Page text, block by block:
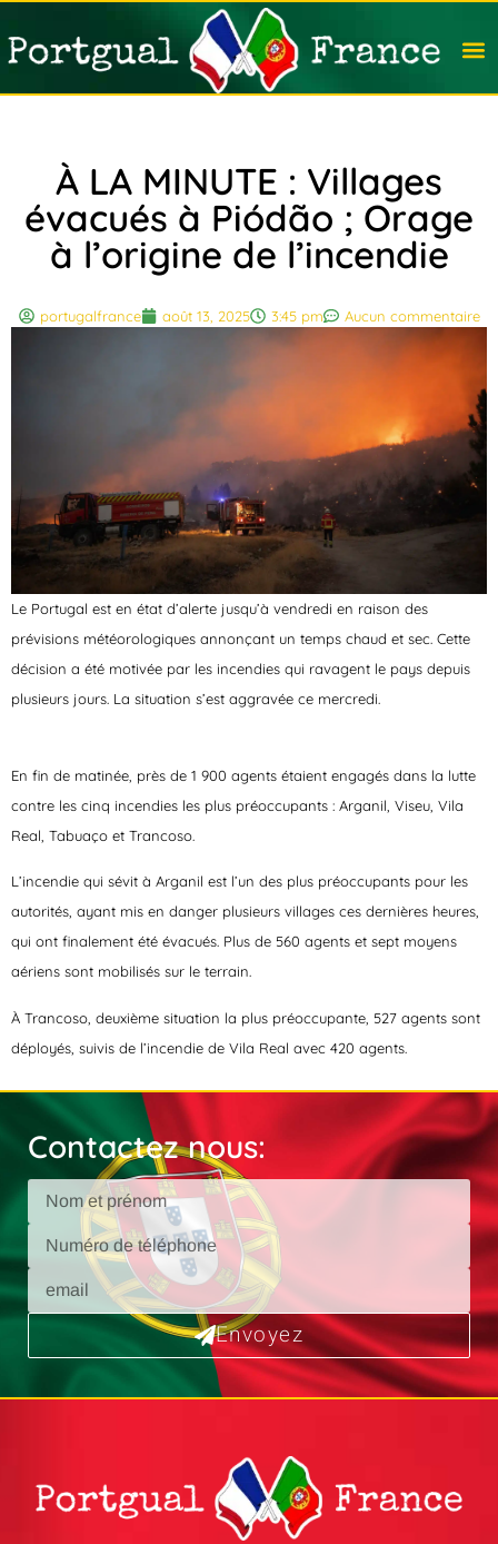
À LA MINUTE : Villages
évacués à Piódão ; Orage
à l’origine de l’incendie
portugalfrance août 13, 2025 3:45 pm Aucun commentaire
Le Portugal est en état d’alerte jusqu’à vendredi en raison des
prévisions météorologiques annonçant un temps chaud et sec. Cette
décision a été motivée par les incendies qui ravagent le pays depuis
plusieurs jours. La situation s’est aggravée ce mercredi.
En fin de matinée, près de 1 900 agents étaient engagés dans la lutte
contre les cinq incendies les plus préoccupants : Arganil, Viseu, Vila
Real, Tabuaço et Trancoso.
L’incendie qui sévit à Arganil est l’un des plus préoccupants pour les
autorités, ayant mis en danger plusieurs villages ces dernières heures,
qui ont finalement été évacués. Plus de 560 agents et sept moyens
aériens sont mobilisés sur le terrain.
À Trancoso, deuxième situation la plus préoccupante, 527 agents sont
déployés, suivis de l’incendie de Vila Real avec 420 agents.
Contactez nous:
Envoyez